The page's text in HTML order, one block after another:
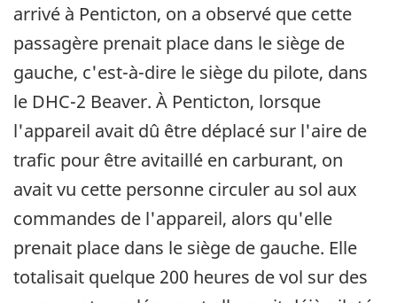
arrivé à Penticton, on a observé que cette
passagère prenait place dans le siège de
gauche, c'est-à-dire le siège du pilote, dans
le DHC-2 Beaver. À Penticton, lorsque
l'appareil avait dû être déplacé sur l'aire de
trafic pour être avitaillé en carburant, on
avait vu cette personne circuler au sol aux
commandes de l'appareil, alors qu'elle
prenait place dans le siège de gauche. Elle
totalisait quelque 200 heures de vol sur des